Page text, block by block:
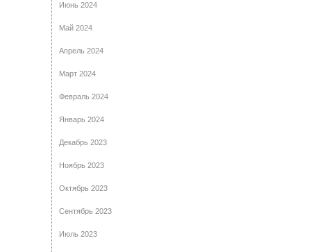
Июнь 2024
Май 2024
Апрель 2024
Март 2024
Февраль 2024
Январь 2024
Декабрь 2023
Ноябрь 2023
Октябрь 2023
Сентябрь 2023
Июль 2023